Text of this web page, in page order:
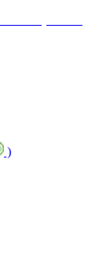
)